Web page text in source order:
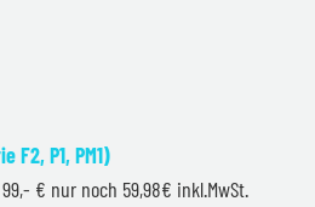
F2, P1, PM1)
€ nur noch 59,98€ inkl.MwSt.